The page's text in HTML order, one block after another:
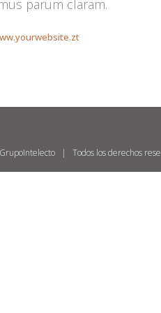
parum claram.
GrupoIntelecto| Todos los derechos